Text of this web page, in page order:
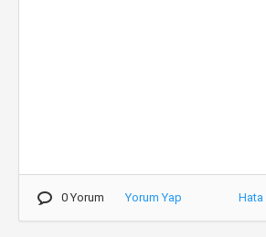
0 Yorum Yorum Yap Hata